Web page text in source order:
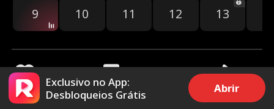
9 10 11 12 13
4.9k 93.9k Compartilhar
Exclusivo no App:
Desbloqueios Grátis
Abrir